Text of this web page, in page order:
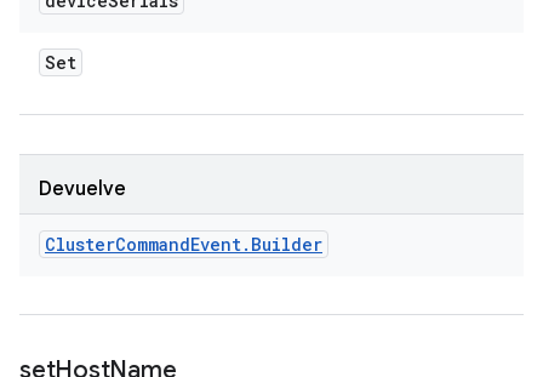
Set
Devuelve
ClusterCommandEvent. Builder
setHostName